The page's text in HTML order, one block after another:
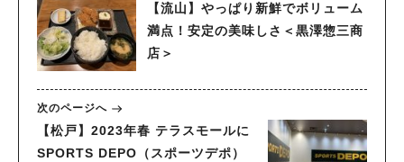
【流山】やっぱり新鮮でボリューム
満点！安定の美味しさ＜黒澤惣三商
店＞
次のページへ
【松戸】2023年春 テラスモールに
SPORTS DEPO（スポーツデポ）